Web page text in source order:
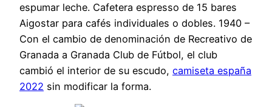
espumar leche. Cafetera espresso de 15 bares
Aigostar para cafés individuales o dobles. 1940 –
Con el cambio de denominación de Recreativo de
Granada a Granada Club de Fútbol, el club
cambió el interior de su escudo, camiseta españa
2022 sin modificar la forma.